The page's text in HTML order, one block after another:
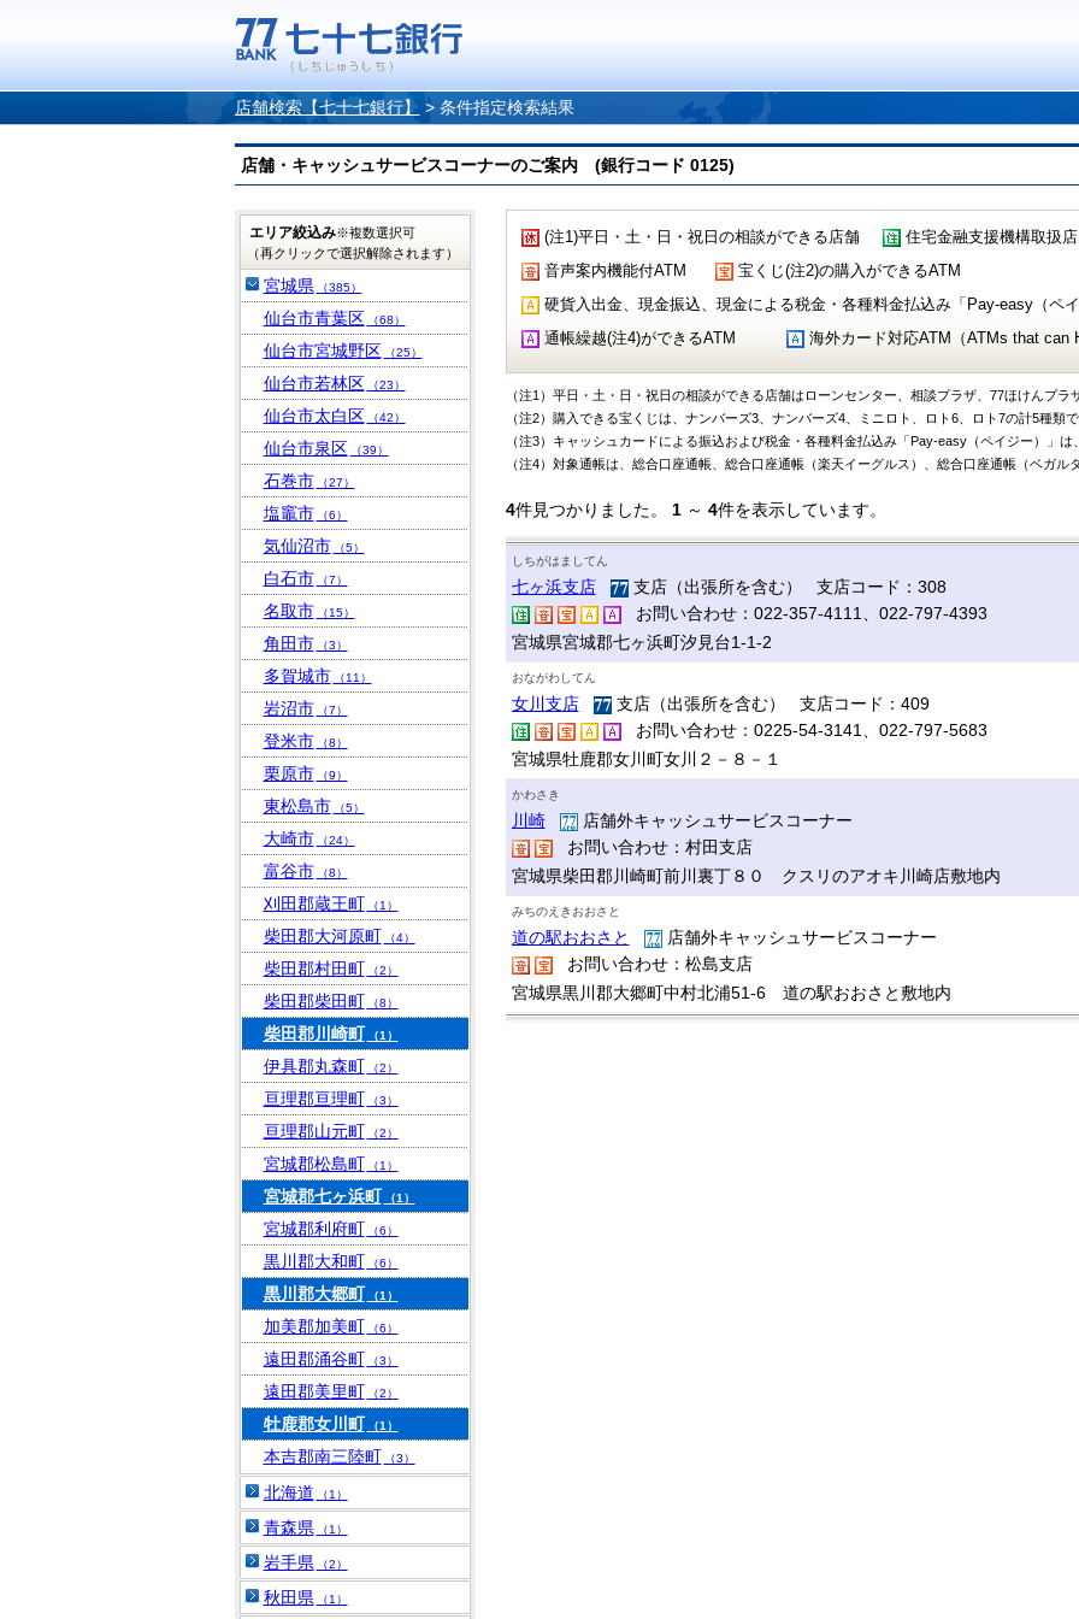
店舗検索【七十七銀行】 > 条件指定検索結果
店舗・キャッシュサービスコーナーのご案内 (銀行コード 0125)
(注1)平日・土・日・祝日の相談ができる店舗 住宅金融支援機構取扱店
音声案内機能付ATM
宝くじ(注2)の購入ができるATM
硬貨入出金、現金振込、現金による税金・各種料金払込み「Pay-easy（ペ
通帳繰越(注4)ができるATM
海外カード対応ATM（ATMs that can
（注1）平日・土・日・祝日の相談ができる店舗はローンセンター、相談プラザ、77ほけんプラ
（注2）購入できる宝くじは、ナンバーズ3、ナンバーズ4、ミニロト、ロト6、ロト7の計5種類で
（注3）キャッシュカードによる振込および税金・各種料金払込み「Pay-easy（ペイジー）」は
（注4）対象通帳は、総合口座通帳、総合口座通帳（楽天イーグルス）、総合口座通帳（ベガル
4件見つかりました。 1～ 4件を表示しています。
しちがはましてん
七ヶ浜支店
支店（出張所を含む） 支店コード：308
お問い合わせ：022-357-4111、022-797-4393
宮城県宮城郡七ヶ浜町汐見台1-1-2
おながわしてん
女川支店
支店（出張所を含む） 支店コード：409
お問い合わせ：0225-54-3141、022-797-5683
宮城県牡鹿郡女川町女川２－８－１
かわさき
川崎
店舗外キャッシュサービスコーナー
お問い合わせ：村田支店
宮城県柴田郡川崎町前川裏丁８０ クスリのアオキ川崎店敷地内
みちのえきおおさと
道の駅おおさと
店舗外キャッシュサービスコーナー
お問い合わせ：松島支店
宮城県黒川郡大郷町中村北浦51-6 道の駅おおさと敷地内
エリア絞込み※複数選択可
（再クリックで選択解除されます）
宮城県 （385）
仙台市青葉区 （68）
仙台市宮城野区 （25）
仙台市若林区 （23）
仙台市太白区 （42）
仙台市泉区 （39）
石巻市 （27）
塩竈市 （6）
気仙沼市 （5）
白石市 （7）
名取市 （15）
角田市 （3）
多賀城市 （11）
岩沼市 （7）
登米市 （8）
栗原市 （9）
東松島市 （5）
大崎市 （24）
富谷市 （8）
刈田郡蔵王町 （1）
柴田郡大河原町 （4）
柴田郡村田町 （2）
柴田郡柴田町 （8）
柴田郡川崎町 （1）
伊具郡丸森町 （2）
亘理郡亘理町 （3）
亘理郡山元町 （2）
宮城郡松島町 （1）
宮城郡七ヶ浜町 （1）
宮城郡利府町 （6）
黒川郡大和町 （6）
黒川郡大郷町 （1）
加美郡加美町 （6）
遠田郡涌谷町 （3）
遠田郡美里町 （2）
牡鹿郡女川町 （1）
本吉郡南三陸町 （3）
北海道 （1）
青森県 （1）
岩手県 （2）
秋田県 （1）